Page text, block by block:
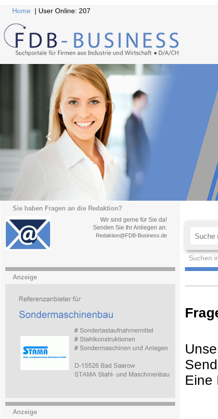
Home | User Online: 207
Sie haben Fragen an die Redaktion?
Wir sind gerne für Sie da!
Senden Sie Ihr Anliegen an:
Redaktion@FDB-Business.de
Suchen
Anzeige
Anzeige
Eine